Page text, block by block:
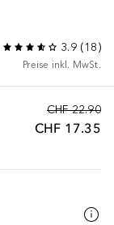
3.9(18)
Preise inkl. MwSt.
CHF 22.90
CHF 17.35